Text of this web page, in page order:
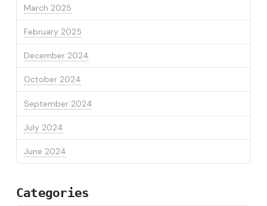
March 2025
February 2025
December 2024
October 2024
September 2024
July 2024
June 2024
Categories